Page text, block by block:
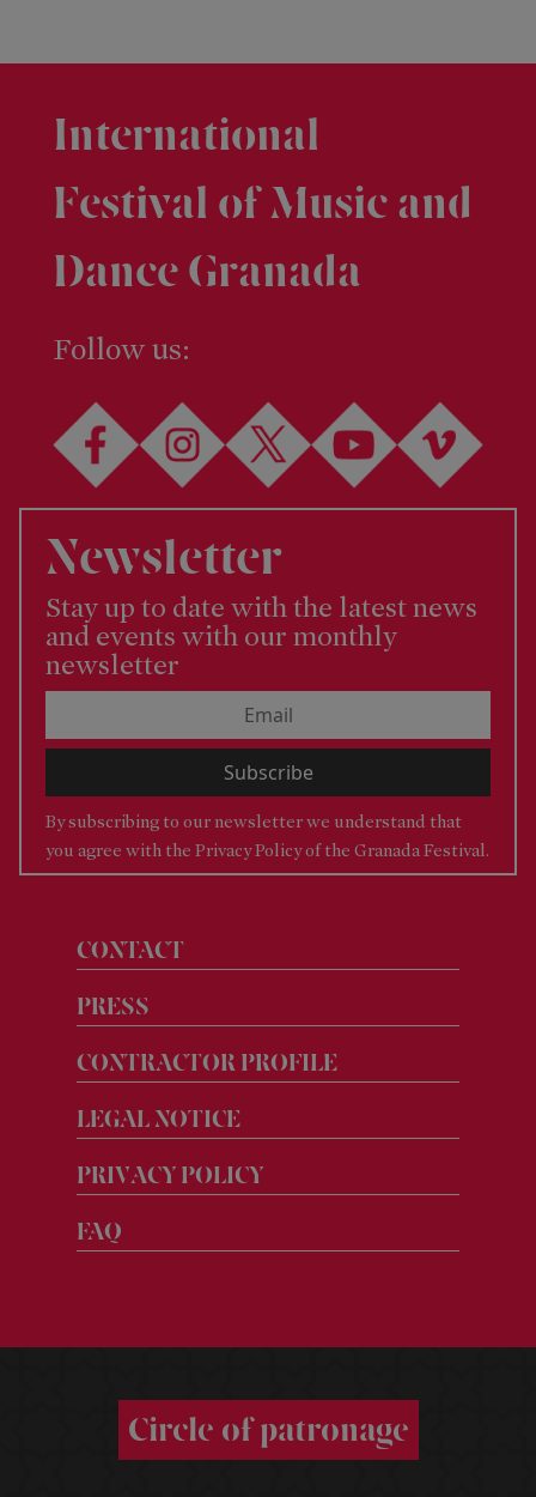
EDICIONES
ANTERIORES
Festival
en
International
Festival of Music and
Dance Granada
Follow us:
Newsletter
Stay up to date with the latest news
and events with our monthly
newsletter
By subscribing to our newsletter we understand that
you agree with the Privacy Policy of the Granada Festival.
CONTACT
PRESS
CONTRACTOR PROFILE
LEGAL NOTICE
PRIVACY POLICY
FAQ
Circle of patronage